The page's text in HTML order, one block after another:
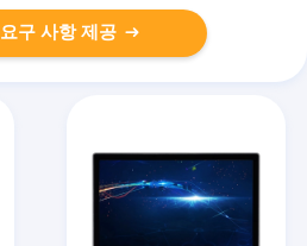
요구 사항 제공